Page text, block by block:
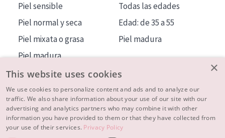
Piel sensible
Piel normal y seca
Piel mixata o grasa
Piel madura
Piel expuesta al sol
Piel menopáusica
Todas las edades
Edad: de 35 a 55
Piel madura
MÁS SOBRE NOSOTROS
INSPIRACIÓN
×
This website uses cookies
We use cookies to personalize content and ads and to analyze our
traffic. We also share information about your use of our site with our
advertising and analytics partners who may combine it with other
information you have provided to them or that they have collected from
your use of their services. Privacy Policy